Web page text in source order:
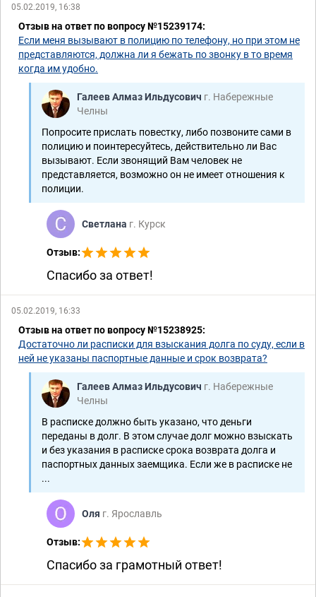
05.02.2019, 16:38
Отзыв на ответ по вопросу №15239174:
Если меня вызывают в полицию по телефону, но при этом не
представляются, должна ли я бежать по звонку в то время
когда им удобно.
Галеев Алмаз Ильдусович г. Набережные
Челны
Попросите прислать повестку, либо позвоните сами в
полицию и поинтересуйтесь, действительно ли Вас
вызывают. Если звонящий Вам человек не
представляется, возможно он не имеет отношения к
полиции.
Светлана г. Курск
Отзыв:
Спасибо за ответ!
05.02.2019, 16:33
Отзыв на ответ по вопросу №15238925:
Достаточно ли расписки для взыскания долга по суду, если в
ней не указаны паспортные данные и срок возврата?
Галеев Алмаз Ильдусович г. Набережные
Челны
В расписке должно быть указано, что деньги
переданы в долг. В этом случае долг можно взыскать
и без указания в расписке срока возврата долга и
паспортных данных заемщика. Если же в расписке не
...
Оля г. Ярославль
Отзыв:
Спасибо за грамотный ответ!